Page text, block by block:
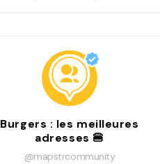
Burgers : les meilleures
adresses 🍔
@mapstrcommunity